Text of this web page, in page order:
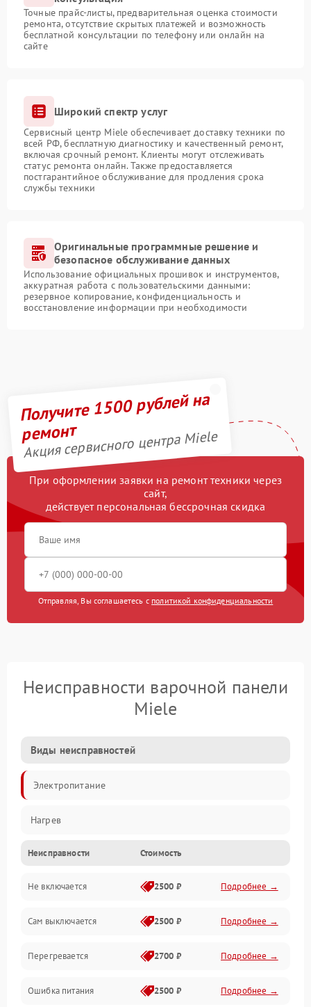
Точные прайс-листы, предварительная оценка стоимости
ремонта, отсутствие скрытых платежей и возможность
бесплатной консультации по телефону или онлайн на
сайте
Широкий спектр услуг
Сервисный центр Miele обеспечивает доставку техники по
всей РФ, бесплатную диагностику и качественный ремонт,
включая срочный ремонт. Клиенты могут отслеживать
статус ремонта онлайн. Также предоставляется
постгарантийное обслуживание для продления срока
службы техники
Оригинальные программные решение и
безопасное обслуживание данных
Использование официальных прошивок и инструментов,
аккуратная работа с пользовательскими данными:
резервное копирование, конфиденциальность и
восстановление информации при необходимости
Получите 1500 рублей на
ремонт
Акция сервисного центра Miele
При оформлении заявки на ремонт техники через
сайт,
действует персональная бессрочная скидка
Отправляя, Вы соглашаетесь с политикой конфиденциальности
Неисправности варочной панели
Miele
Виды неисправностей
Электропитание
Нагрев
Неисправности Стоимость
Не включается 2500 ₽ Подробнее →
Сам выключается 2500 ₽ Подробнее →
Перегревается 2700 ₽ Подробнее →
Ошибка питания 2500 ₽ Подробнее →